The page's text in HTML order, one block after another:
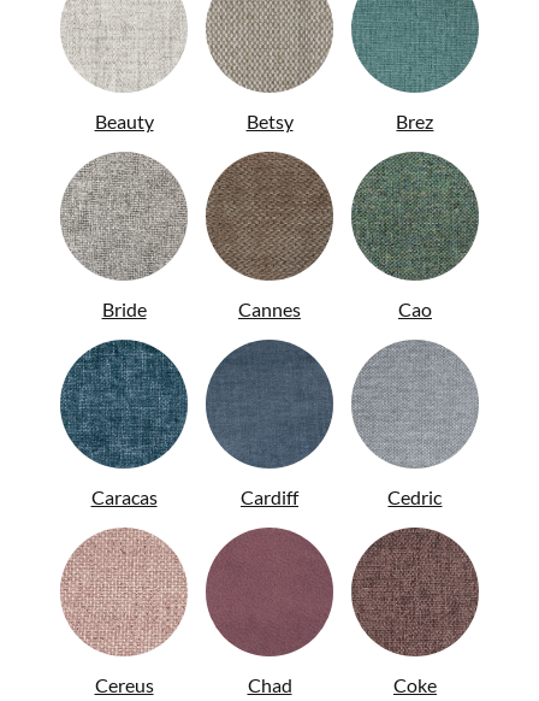
ENG
Beauty Betsy Brez
Bride Cannes Cao
Caracas Cardiff Cedric
Cereus Chad Coke